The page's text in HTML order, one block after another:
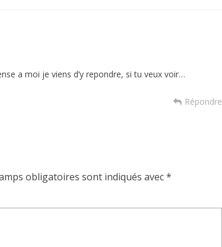
a moi je viens d’y repondre, si tu veux voir…
Répondre
obligatoires sont indiqués avec*